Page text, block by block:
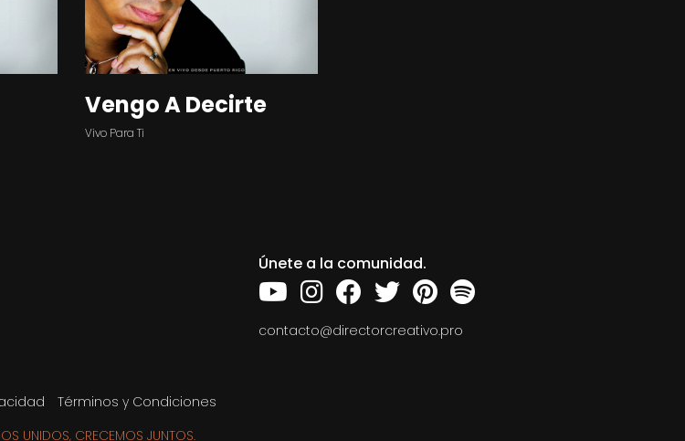
Vengo A Decirte
Vivo Para Ti
Únete a la comunidad.
contacto@directorcreativo.pro
Términos y Condiciones
UNIDOS, CRECEMOS JUNTOS.